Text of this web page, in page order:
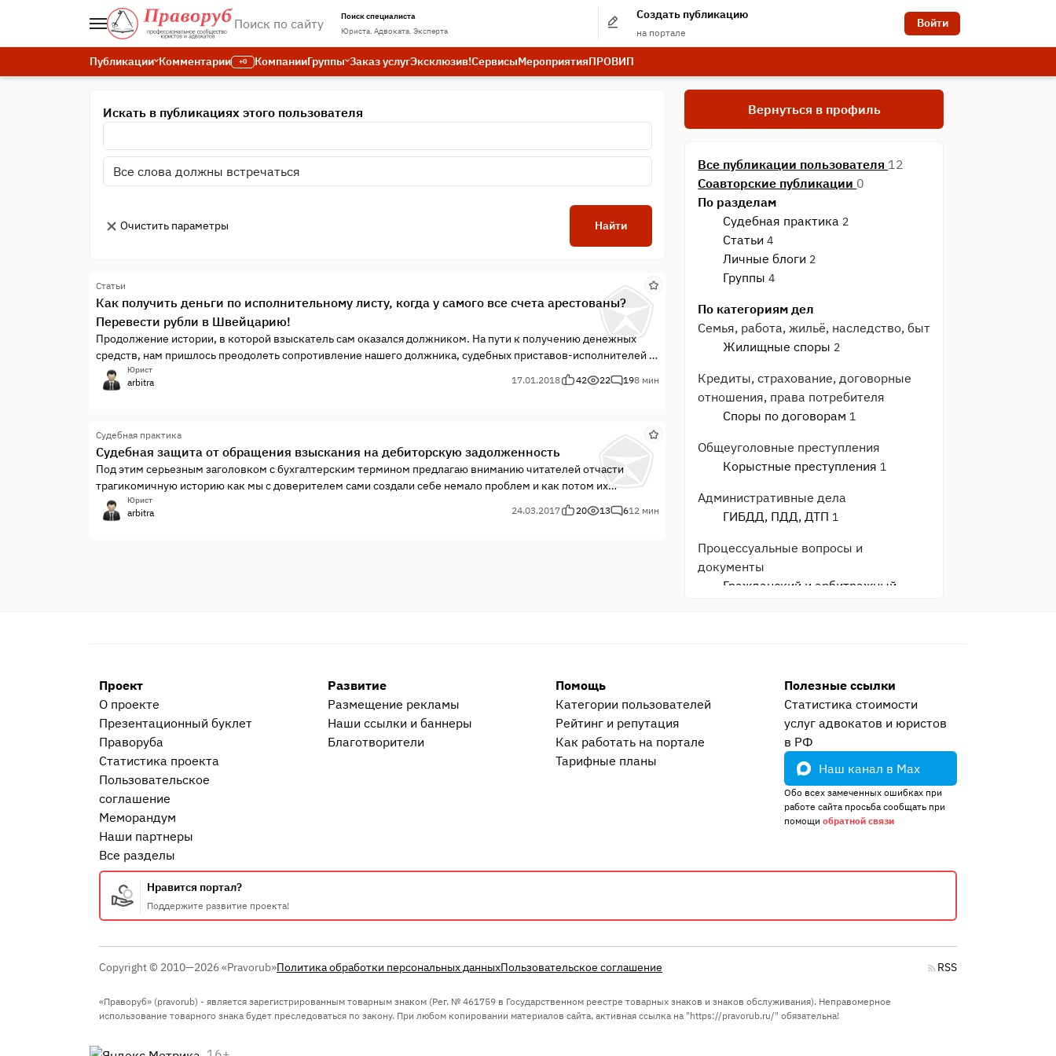
Поиск специалиста
Юриста. Адвоката. Эксперта
Создать публикацию
на портале
Войти
Публикации Комментарии +0 КомпанииГруппы Заказ услугЭксклюзив!СервисыМероприятияПРОВИП
Искать в публикациях этого пользователя
Очистить параметры Найти
Статьи
Как получить деньги по исполнительному листу, когда у самого все счета арестованы?
Перевести рубли в Швейцарию!
Продолжение истории, в которой взыскатель сам оказался должником. На пути к получению денежных
средств, нам пришлось преодолеть сопротивление нашего должника, судебных приставов-исполнителей и
нашего кредитора.
Юрист
arbitra 17.01.2018 42 22 198 мин
Судебная практика
Судебная защита от обращения взыскания на дебиторскую задолженность
Под этим серьезным заголовком с бухгалтерским термином предлагаю вниманию читателей отчасти
трагикомичную историю как мы с доверителем сами создали себе немало проблем и как потом их
героически преодолевали, или что бывает, когда взыскатель сам должник
Юрист
arbitra 24.03.2017 20 13 612 мин
Вернуться в профиль
Все публикации пользователя 12
Соавторские публикации 0
По разделам
Судебная практика 2
Статьи 4
Личные блоги 2
Группы 4
По категориям дел
Семья, работа, жильё, наследство, быт
Жилищные споры 2
Кредиты, страхование, договорные
отношения, права потребителя
Споры по договорам 1
Общеуголовные преступления
Корыстные преступления 1
Административные дела
ГИБДД, ПДД, ДТП 1
Процессуальные вопросы и
документы
Гражданский и арбитражный
Остальные дела, не вошедшие в
другие категории 2
Сообщество Праворуб
Проект
О проекте
Презентационный букл​ет
Праворуба
Статистика проекта
Пользовательское
соглашение
Меморандум
Наши партнеры
Все разделы
Развитие
Размещение рекламы
Наши ссылки и баннеры
Благотворители
Помощь
Категории пользователей
Рейтинг и репутация
Как работать на портале
Тарифные планы
Полезные ссылки
Статистика стоимости
услуг адвокатов и юристов
в РФ
Наш канал в Max
Обо всех замеченных ошибках при
работе сайта просьба сообщать при
помощи обратной связи
Нравится портал?
Поддержите развитие проекта!
Copyright © 2010—2026 «Pravorub»Политика обработки персональных данныхПользовательское соглашение RSS
«Праворуб» (pravorub) - является зарегистрированным товарным знаком (Рег. № 461759 в Государственном реестре товарных знаков и знаков обслуживания). Неправомерное
использование товарного знака будет преследоваться по закону. При любом копировании материалов сайта, активная ссылка на "https://pravorub.ru/" обязательна!